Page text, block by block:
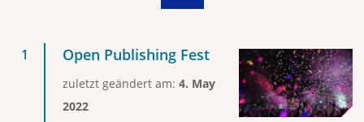
Open Publishing Fest
zuletzt geändert am: 4. May
2022